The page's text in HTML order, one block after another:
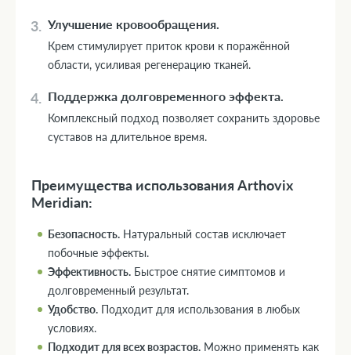
Улучшение кровообращения.
Крем стимулирует приток крови к поражённой
области, усиливая регенерацию тканей.
Поддержка долговременного эффекта.
Комплексный подход позволяет сохранить здоровье
суставов на длительное время.
Преимущества использования Arthovix
Meridian:
Безопасность. Натуральный состав исключает
побочные эффекты.
Эффективность. Быстрое снятие симптомов и
долговременный результат.
Удобство. Подходит для использования в любых
условиях.
Подходит для всех возрастов. Можно применять как